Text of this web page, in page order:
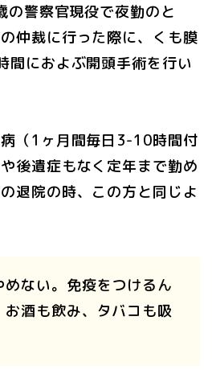
警察官現役で夜勤のと
仲裁に行った際に、くも膜
間におよぶ開頭手術を行い
（1ヶ月間毎日3-10時間付
後遺症もなく定年まで勤め
退院の時、この方と同じよ
めない。免疫をつけるん
酒も飲み、タバコも吸